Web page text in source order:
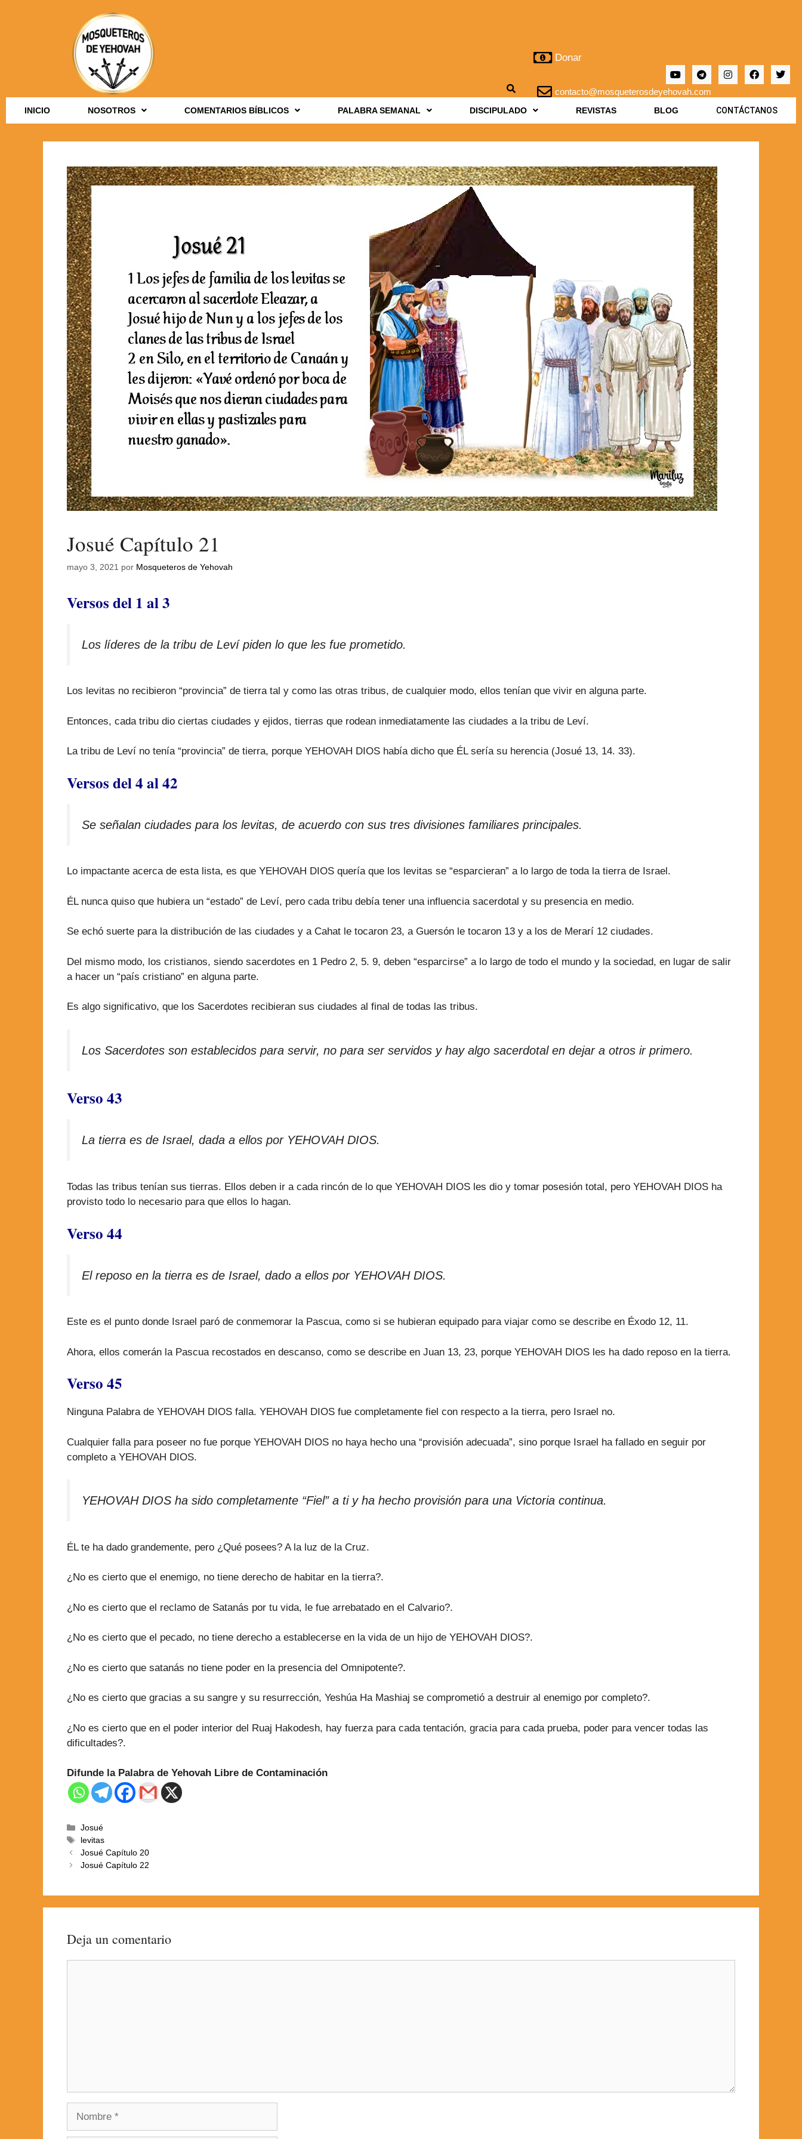
Donar
contacto@mosqueterosdeyehovah.com
INICIO NOSOTROS COMENTARIOS BÍBLICOS PALABRA SEMANAL DISCIPULADO REVISTAS BLOG CONTÁCTANOS
Josué Capítulo 21
mayo 3, 2021 por Mosqueteros de Yehovah
Versos del 1 al 3
Los líderes de la tribu de Leví piden lo que les fue prometido.
Los levitas no recibieron “provincia” de tierra tal y como las otras tribus, de cualquier modo, ellos tenían que vivir en alguna parte.
Entonces, cada tribu dio ciertas ciudades y ejidos, tierras que rodean inmediatamente las ciudades a la tribu de Leví.
La tribu de Leví no tenía “provincia” de tierra, porque YEHOVAH DIOS había dicho que ÉL sería su herencia (Josué 13, 14. 33).
Versos del 4 al 42
Se señalan ciudades para los levitas, de acuerdo con sus tres divisiones familiares principales.
Lo impactante acerca de esta lista, es que YEHOVAH DIOS quería que los levitas se “esparcieran” a lo largo de toda la tierra de Israel.
ÉL nunca quiso que hubiera un “estado” de Leví, pero cada tribu debía tener una influencia sacerdotal y su presencia en medio.
Se echó suerte para la distribución de las ciudades y a Cahat le tocaron 23, a Guersón le tocaron 13 y a los de Merarí 12 ciudades.
Del mismo modo, los cristianos, siendo sacerdotes en 1 Pedro 2, 5. 9, deben “esparcirse” a lo largo de todo el mundo y la sociedad, en lugar de salir
a hacer un “país cristiano” en alguna parte.
Es algo significativo, que los Sacerdotes recibieran sus ciudades al final de todas las tribus.
Los Sacerdotes son establecidos para servir, no para ser servidos y hay algo sacerdotal en dejar a otros ir primero.
Verso 43
La tierra es de Israel, dada a ellos por YEHOVAH DIOS.
Todas las tribus tenían sus tierras. Ellos deben ir a cada rincón de lo que YEHOVAH DIOS les dio y tomar posesión total, pero YEHOVAH DIOS ha
provisto todo lo necesario para que ellos lo hagan.
Verso 44
El reposo en la tierra es de Israel, dado a ellos por YEHOVAH DIOS.
Este es el punto donde Israel paró de conmemorar la Pascua, como si se hubieran equipado para viajar como se describe en Éxodo 12, 11.
Ahora, ellos comerán la Pascua recostados en descanso, como se describe en Juan 13, 23, porque YEHOVAH DIOS les ha dado reposo en la tierra.
Verso 45
Ninguna Palabra de YEHOVAH DIOS falla. YEHOVAH DIOS fue completamente fiel con respecto a la tierra, pero Israel no.
Cualquier falla para poseer no fue porque YEHOVAH DIOS no haya hecho una “provisión adecuada”, sino porque Israel ha fallado en seguir por
completo a YEHOVAH DIOS.
YEHOVAH DIOS ha sido completamente “Fiel” a ti y ha hecho provisión para una Victoria continua.
ÉL te ha dado grandemente, pero ¿Qué posees? A la luz de la Cruz.
¿No es cierto que el enemigo, no tiene derecho de habitar en la tierra?.
¿No es cierto que el reclamo de Satanás por tu vida, le fue arrebatado en el Calvario?.
¿No es cierto que el pecado, no tiene derecho a establecerse en la vida de un hijo de YEHOVAH DIOS?.
¿No es cierto que satanás no tiene poder en la presencia del Omnipotente?.
¿No es cierto que gracias a su sangre y su resurrección, Yeshúa Ha Mashiaj se comprometió a destruir al enemigo por completo?.
¿No es cierto que en el poder interior del Ruaj Hakodesh, hay fuerza para cada tentación, gracia para cada prueba, poder para vencer todas las
dificultades?.
Difunde la Palabra de Yehovah Libre de Contaminación
Josué
levitas
Josué Capítulo 20
Josué Capítulo 22
Deja un comentario